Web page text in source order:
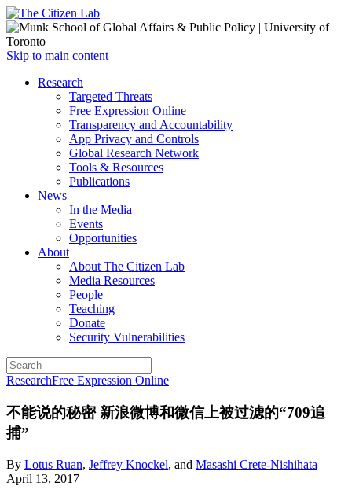
Open
menu
Skip to main content
Close
Research
Targeted Threats
Free Expression Online
Transparency and Accountability
App Privacy and Controls
Global Research Network
Tools & Resources
Publications
News
In the Media
Events
Opportunities
About
About The Citizen Lab
Media Resources
People
Teaching
Donate
Security Vulnerabilities
ResearchFree Expression Online
不能说的秘密 新浪微博和微信上被过滤的“709追
捕”
By Lotus Ruan, Jeffrey Knockel, and Masashi Crete-Nishihata
April 13, 2017